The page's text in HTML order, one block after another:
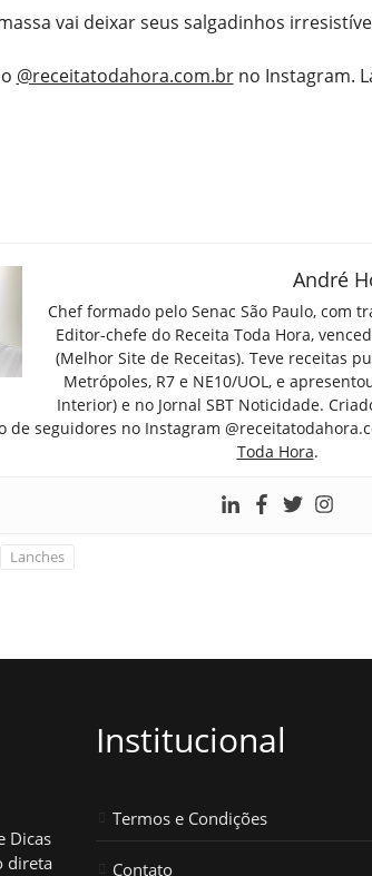
vai deixar seus salgadinhos
@receitatodahora.com.brno Instagram.
André
Chef formado pelo Senac São Paulo, com
Editor-chefe do Receita Toda Hora,
(Melhor Site de Receitas). Teve receitas
Metrópoles, R7 e NE10/UOL, e
Interior) e no Jornal SBT Noticidade.
de seguidores no Instagram
Toda Hora.
Lanches
Dicas
direta
Institucional
Termos e Condições
Contato